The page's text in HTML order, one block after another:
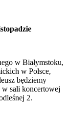
w Białymstoku,
w Polsce,
będziemy
w sali koncertowej
2.